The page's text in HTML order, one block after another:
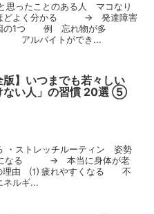
思ったことのある人 マコなり
ほどよく分かる → 発達障害
つ 例 忘れ物が多
バイトができ...
版】いつまでも若々しい
ない人」の習慣 20選 ⑤
・ストレッチルーティン 姿勢
になる → 本当に身体が老
の理由 ⑴ 疲れやすくなる 不
ルギ...